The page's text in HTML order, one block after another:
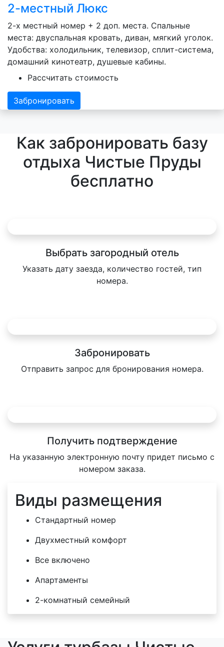
2-местный Люкс
2-х местный номер + 2 доп. места. Спальные
места: двуспальная кровать, диван, мягкий уголок.
Удобства: холодильник, телевизор, сплит-система,
домашний кинотеатр, душевые кабины.
Рассчитать стоимость
Забронировать
Как забронировать базу
отдыха Чистые Пруды
бесплатно
Выбрать загородный отель
Указать дату заезда, количество гостей, тип
номера.
Забронировать
Отправить запрос для бронирования номера.
Получить подтверждение
На указанную электронную почту придет письмо с
номером заказа.
Виды размещения
Стандартный номер
Двухместный комфорт
Все включено
Апартаменты
2-комнатный семейный